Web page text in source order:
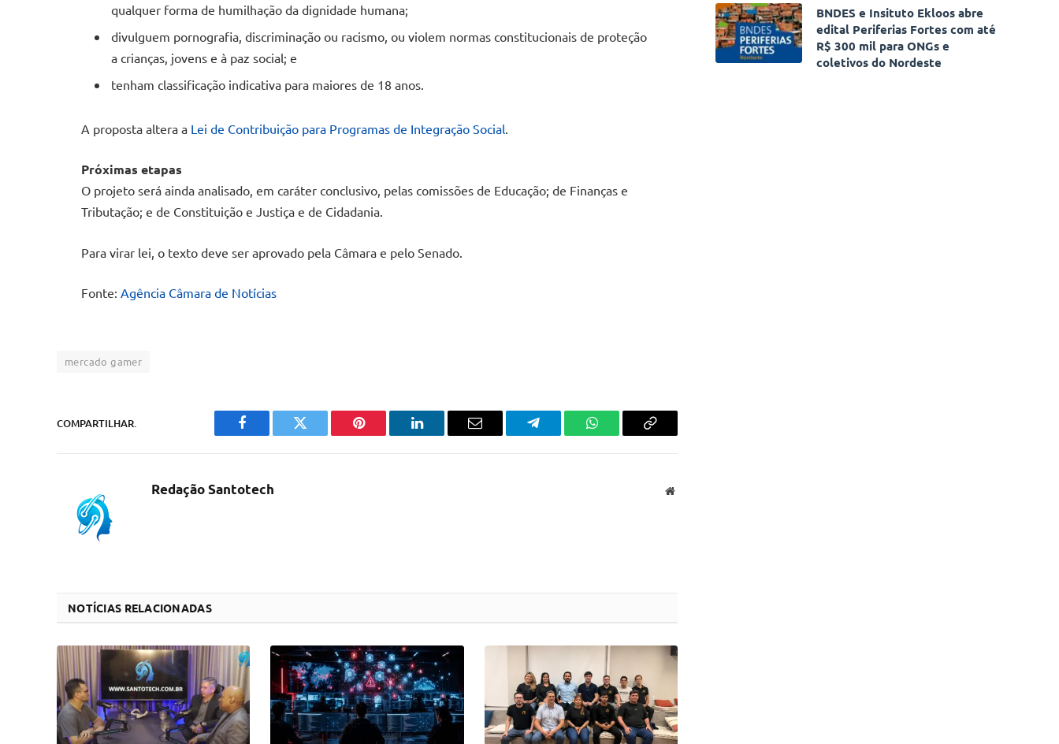
qualquer forma de humilhação da dignidade humana;
divulguem pornografia, discriminação ou racismo, ou violem normas constitucionais de proteção
a crianças, jovens e à paz social; e
tenham classificação indicativa para maiores de 18 anos.
A proposta altera a Lei de Contribuição para Programas de Integração Social
Próximas etapas
O projeto será ainda analisado, em caráter conclusivo, pelas comissões de Educação; de Finanças e
Tributação; e de Constituição e Justiça e de Cidadania.
Para virar lei, o texto deve ser aprovado pela Câmara e pelo Senado.
Fonte: Agência Câmara de Notícias
mercado gamer
COMPARTILHAR.
Facebook Twitter Pinterest LinkedIn Email Telegram WhatsAppCopiar
Redação Santotech Website
NOTÍCIAS RELACIONADAS
BNDES e Insituto Ekloos abre
edital Periferias Fortes com até
R$ 300 mil para ONGs e
coletivos do Nordeste